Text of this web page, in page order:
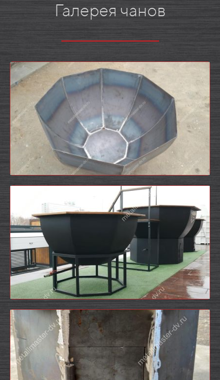
Галерея чанов